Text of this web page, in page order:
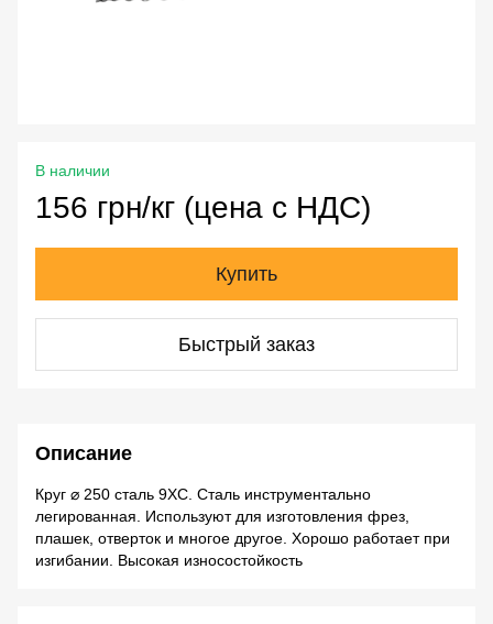
В наличии
156 грн/кг (цена с НДС)
Купить
Быстрый заказ
Описание
Круг ⌀ 250 сталь 9ХС. Сталь инструментально
легированная. Используют для изготовления фрез,
плашек, отверток и многое другое. Хорошо работает при
изгибании. Высокая износостойкость